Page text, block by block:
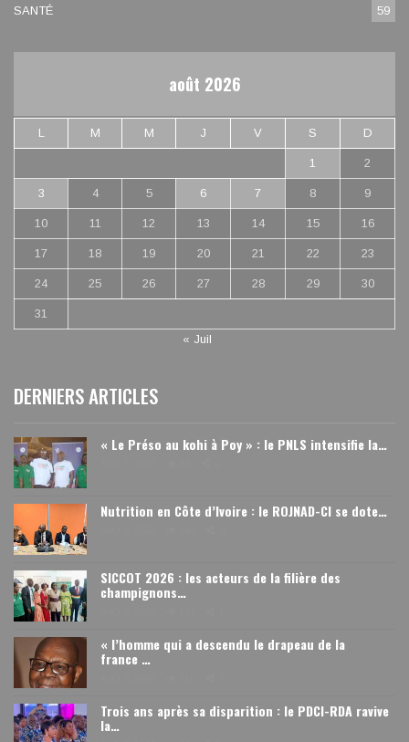
SANTÉ 59
août 2026
L M M J V S D
1 2
3 4 5 6 7 8 9
10 11 12 13 14 15 16
17 18 19 20 21 22 23
24 25 26 27 28 29 30
31
« Juil
DERNIERS ARTICLES
« Le Préso au kohi à Poy » : le PNLS intensifie la…
Nutrition en Côte d’Ivoire : le ROJNAD-CI se dote…
SICCOT 2026 : les acteurs de la filière des
champignons…
« l’homme qui a descendu le drapeau de la
france …
Trois ans après sa disparition : le PDCI-RDA ravive
la…